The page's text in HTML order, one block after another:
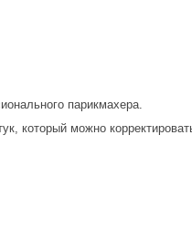
парикмахера.
который можно